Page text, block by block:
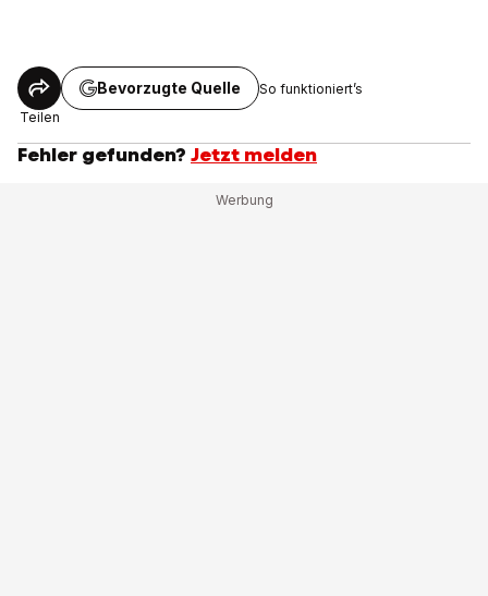
Teilen
Bevorzugte Quelle So funktioniert’s
Fehler gefunden? Jetzt melden